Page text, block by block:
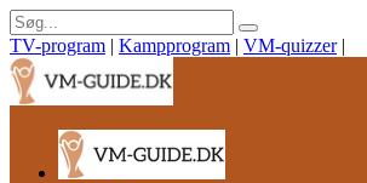
TV-program | Kampprogram | VM-quizzer |